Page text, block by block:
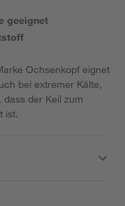
geeignet
Ochsenkopf eignet
bei extremer Kälte,
der Keil zum
ist.